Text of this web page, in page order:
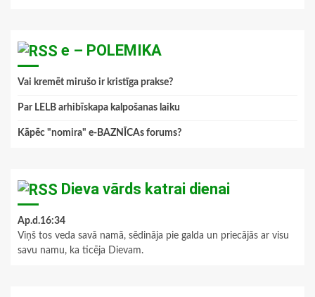
e – POLEMIKA
Vai kremēt mirušo ir kristīga prakse?
Par LELB arhibīskapa kalpošanas laiku
Kāpēc "nomira" e-BAZNĪCAs forums?
Dieva vārds katrai dienai
Ap.d.16:34
Viņš tos veda savā namā, sēdināja pie galda un priecājās ar visu
savu namu, ka ticēja Dievam.